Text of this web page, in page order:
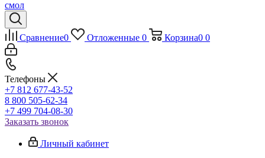
Сравнение0 Отложенные 0 Корзина0 0
Телефоны
+7 812 677-43-52
8 800 505-62-34
+7 499 704-08-30
Заказать звонок
Личный кабинет